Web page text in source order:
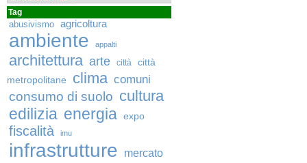
Tag
abusivismo agricoltura
ambiente appalti
architettura arte città
città
metropolitane
clima comuni
consumo di suolo cultura
edilizia energia expo
fiscalità imu
infrastrutture
mercato